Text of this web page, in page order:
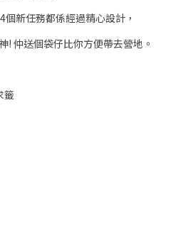
新任務都係經過精心設計，
! 仲送個袋仔比你方便帶去營地。
籤